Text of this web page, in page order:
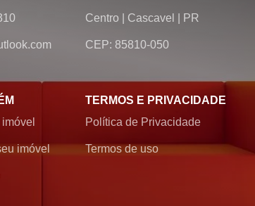
Centro Cascavel PR
CEP: 85810-050
imóvel
TERMOS E PRIVACIDADE
Política de Privacidade
Termos de uso